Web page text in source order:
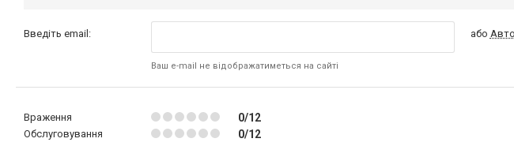
Введіть email:
Ваш e-mail не відображатиметься на сайті
або
Враження 0/12
Обслуговування 0/12